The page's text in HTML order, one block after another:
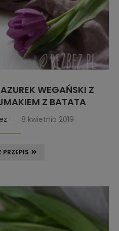
WEGAŃSKI Z
Z BATATA
8 kwietnia 2019
PRZEPIS